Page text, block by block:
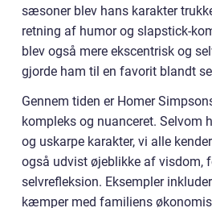
sæsoner blev hans karakter
retning af humor og slapstick-
blev også mere ekscentrisk og
gjorde ham til en favorit blandt
Gennem tiden er Homer
kompleks og nuanceret. Selvom
og uskarpe karakter, vi alle
også udvist øjeblikke af visdom,
selvrefleksion. Eksempler
kæmper med familiens